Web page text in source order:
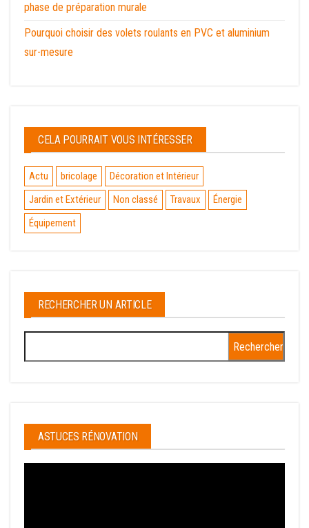
phase de préparation murale
Pourquoi choisir des volets roulants en PVC et aluminium
sur-mesure
CELA POURRAIT VOUS INTÉRESSER
Actu bricolage
Décoration et Intérieur
Jardin et Extérieur
Non classé Travaux
Énergie
Équipement
RECHERCHER UN ARTICLE
ASTUCES RÉNOVATION